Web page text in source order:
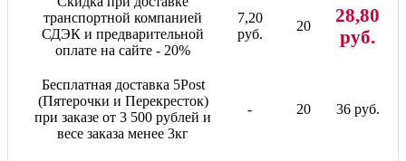
транспортной компанией
СДЭК и предварительной
оплате на сайте - 20%
7,20
руб.
20
28,80
руб.
Бесплатная доставка 5Post
(Пятерочки и Перекресток)
при заказе от 3 500 рублей и
весе заказа менее 3кг
- 20 36 руб.